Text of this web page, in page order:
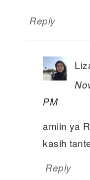
Reply
PM
amiin ya
kasih
Reply